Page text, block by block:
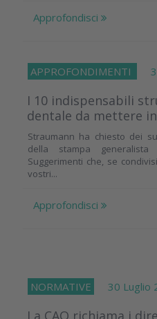
Approfondisci
APPROFONDIMENTI
I 10 indispensabili
dentale da mettere
Straumann ha chiesto dei
della stampa
Suggerimenti che, se
vostri...
Approfondisci
NORMATIVE 30 Luglio
La CAO richiama i